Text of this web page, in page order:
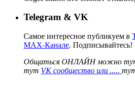
Telegram & VK
Самое интересное публикуем в
MAX-Канале. Подписывайтесь!
Общаться ОНЛАЙН можно
тут VK сообщество или .....